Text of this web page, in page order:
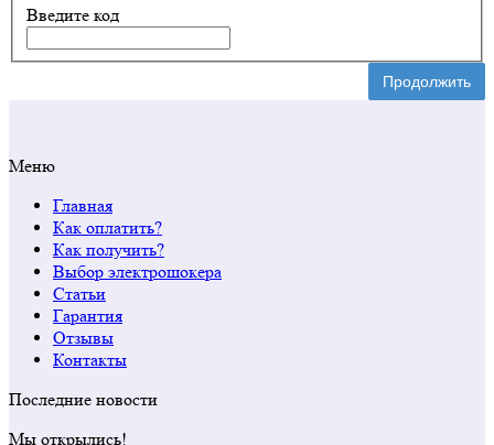
Введите код
Продолжить
Меню
Главная
Как оплатить?
Как получить?
Выбор электрошокера
Статьи
Гарантия
Отзывы
Контакты
Последние новости
Мы открылись!